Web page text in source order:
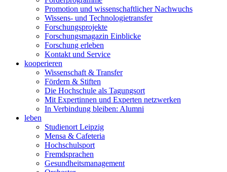
Promotion und wissenschaftlicher Nachwuchs
Wissens- und Technologietransfer
Forschungsprojekte
Forschungsmagazin Einblicke
Forschung erleben
Kontakt und Service
kooperieren
Wissenschaft & Transfer
Fördern & Stiften
Die Hochschule als Tagungsort
Mit Expertinnen und Experten netzwerken
In Verbindung bleiben: Alumni
leben
Studienort Leipzig
Mensa & Cafeteria
Hochschulsport
Fremdsprachen
Gesundheitsmanagement